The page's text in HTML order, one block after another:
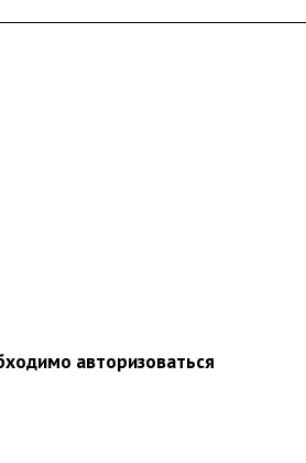
авторизоваться